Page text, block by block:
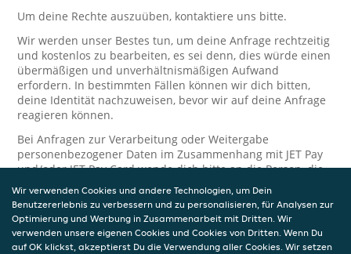
Um deine Rechte auszuüben, kontaktiere uns bitte.
Wir werden unser Bestes tun, um deine Anfrage rechtzeitig
und kostenlos zu bearbeiten, es sei denn, dies würde einen
übermäßigen und unverhältnismäßigen Aufwand
erfordern. In bestimmten Fällen können wir dich bitten,
deine Identität nachzuweisen, bevor wir auf deine Anfrage
reagieren können.
Bei Anfragen zur Verarbeitung oder Weitergabe
personenbezogener Daten im Zusammenhang mit JET Pay
und/oder JET Pay Card wende dich bitte an die Person, die
dir das JET Pay-Guthaben gewährt (das kann dein
Arbeitgeber, Geschäftspartner usw. sein). Dies ist
erforderlich, da JET und die Person, die dir das Guthaben
gewährt, eine separate Verantwortung für die Verarbeitung
und den Schutz deiner personenbezogenen Daten haben.
Wir verwenden Cookies und andere Technologien, um Dein
Benutzererlebnis zu verbessern und zu personalisieren, für Analysen zur
Optimierung und Werbung in Zusammenarbeit mit Dritten. Wir
verwenden unsere eigenen Cookies und Cookies von Dritten. Wenn Du
auf OK klickst, akzeptierst Du die Verwendung aller Cookies. Wir setzen